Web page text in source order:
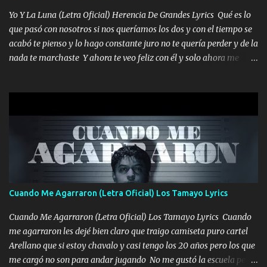
seguiré esperando hasta volvernos a vernos El recuerdo que yo
tengo de mi mente no se va, en mi corazón me llevo lo mismo que
tu papá, a veces me pongo triste porque no puedo mirarte, mas se
que tu me escuchas porque tu eres mi gran ángel, El desespero me
Yo Y La Luna (Letra Oficial) Herencia De Grandes Lyrics Qué es lo
que pasó con nosotros si nos queríamos los dos y con el tiempo se
acabó te pienso y lo hago constante juro no te quería perder y de la
nada te marchaste Y ahora te veo feliz con él y solo ahora me
pero eso ya no va a pasar me perderé en la soledad Porque me
mirabas bonito si yo no fui el final feliz el final fue triste pa mí Y
duele no tenerte aquí sabiendo que moría por ti yo y la luna
cantamos y por ti nos embriagamos Quién sabe qué será de mí si
contigo fui muy feliz a lo mejor no lloró pero muy en el fondo te
adoro
Cuando Me Agarraron (Letra Oficial) Los Tamayo Lyrics
Cuando Me Agarraron (Letra Oficial) Los Tamayo Lyrics Cuando
me agarraron les dejé bien claro que traigo camiseta puro cartel
Arellano que si estoy chavalo y casi tengo los 20 años pero los que
me cargó no son para andar jugando No me gustó la escuela pero